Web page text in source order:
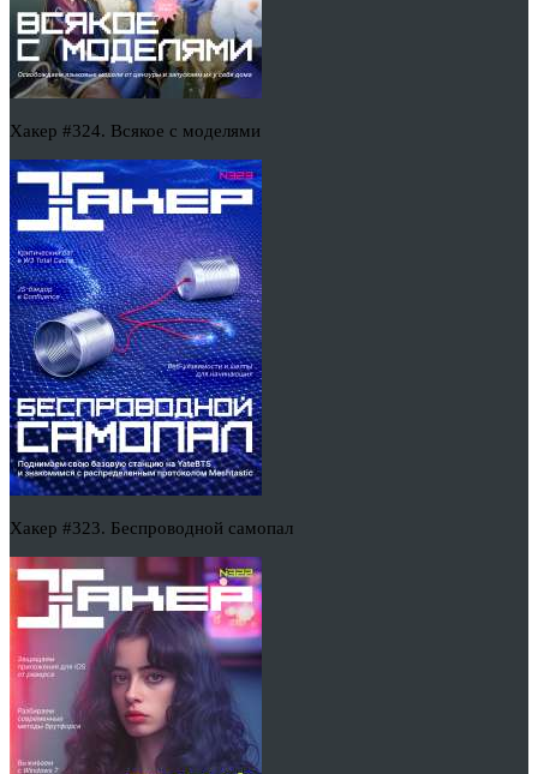
Хакер #324. Всякое с моделями
Хакер #323. Беспроводной самопал